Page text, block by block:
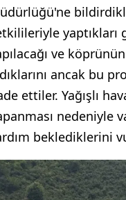
ve
ancak bu
ettiler. Yağışlı
nedeniyle
beklediklerini